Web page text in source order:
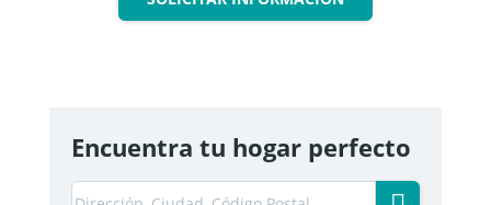
Encuentra tu hogar perfecto